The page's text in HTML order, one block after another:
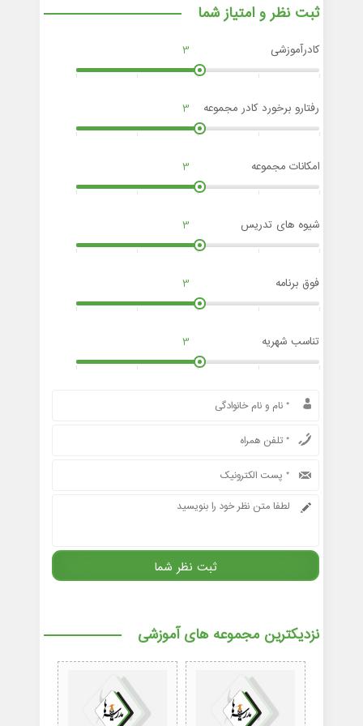
ثبت نظر و امتیاز شما
کادرآموزشی 3
رفتارو برخورد کادر مجموعه 3
امکانات مجموعه 3
شیوه های تدریس 3
فوق برنامه 3
تناسب شهریه 3
نزدیکترین مجموعه های آموزشی